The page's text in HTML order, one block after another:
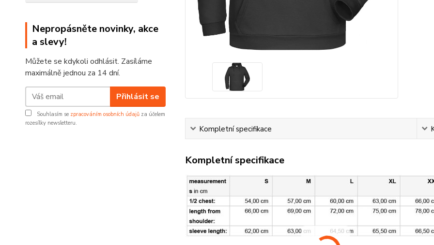
Nepropásněte novinky, akce
a slevy!
Můžete se kdykoli odhlásit. Zasíláme
maximálně jednou za 14 dní.
Přihlásit se
Souhlasím se zpracováním osobních údajů za účelem
rozesílky newsletteru.
Kompletní specifikace
Kompletní specifikace